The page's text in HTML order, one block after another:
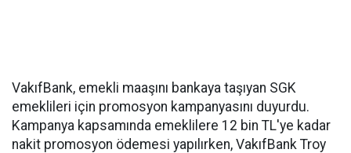
VakıfBank, emekli maaşını bankaya taşıyan SGK
emeklileri için promosyon kampanyasını duyurdu.
Kampanya kapsamında emeklilere 12 bin TL'ye kadar
nakit promosyon ödemesi yapılırken, VakıfBank Troy